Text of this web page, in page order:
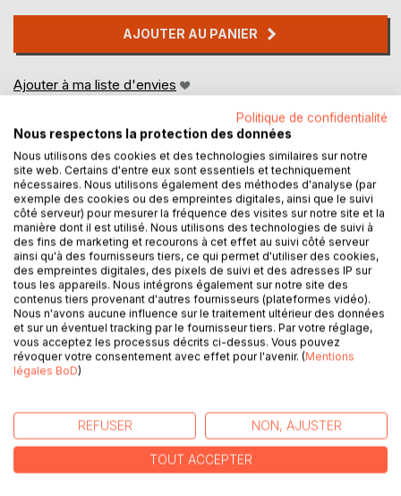
AJOUTER AU PANIER
Ajouter à ma liste d'envies
DESCRIPTION
L'Univers...
Un simple petit mot pour écrire tant de poésies, un voyage
hors du temps, en apesanteur, entre rêves et
constellations...
Laissez-vous emporter en toute quiétude...
AUTEUR(S)
Politique de confidentialité
Nous respectons la protection des données
Nous utilisons des cookies et des technologies similaires sur notre
site web. Certains d'entre eux sont essentiels et techniquement
nécessaires. Nous utilisons également des méthodes d'analyse (par
exemple des cookies ou des empreintes digitales, ainsi que le suivi
côté serveur) pour mesurer la fréquence des visites sur notre site et la
manière dont il est utilisé. Nous utilisons des technologies de suivi à
des fins de marketing et recourons à cet effet au suivi côté serveur
ainsi qu'à des fournisseurs tiers, ce qui permet d'utiliser des cookies,
des empreintes digitales, des pixels de suivi et des adresses IP sur
tous les appareils. Nous intégrons également sur notre site des
contenus tiers provenant d'autres fournisseurs (plateformes vidéo).
Nous n'avons aucune influence sur le traitement ultérieur des données
et sur un éventuel tracking par le fournisseur tiers. Par votre réglage,
vous acceptez les processus décrits ci-dessus. Vous pouvez
révoquer votre consentement avec effet pour l'avenir. (Mentions
légales BoD)
REFUSER NON, AJUSTER
TOUT ACCEPTER